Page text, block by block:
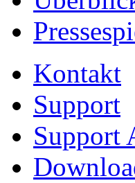
Kontakt
Support
Support